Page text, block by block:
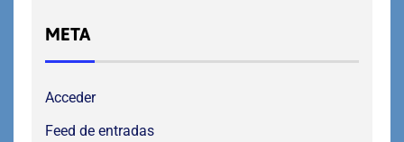
META
Acceder
Feed de entradas